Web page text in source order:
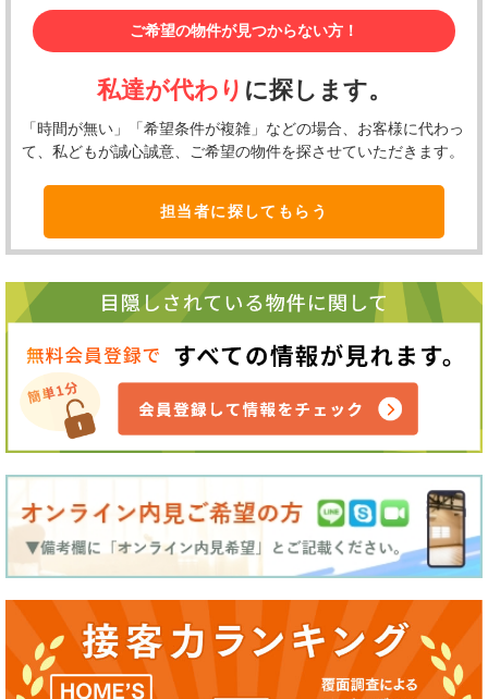
ご希望の物件が見つからない方！
私達が代わり に探します。
「時間が無い」「希望条件が複雑」などの場合、お客様に代わっ
て、私どもが誠心誠意、ご希望の物件を探させていただきます。
担当者に探してもらう